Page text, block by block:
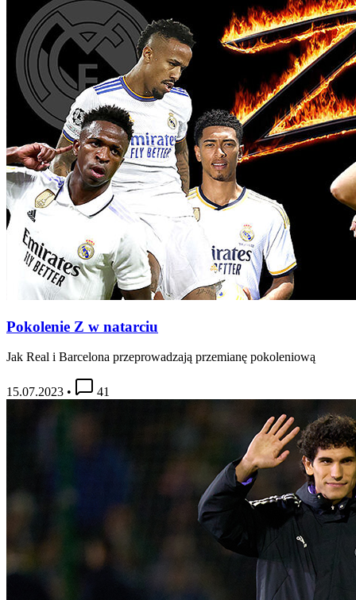
Pokolenie Z w natarciu
Jak Real i Barcelona przeprowadzają przemianę pokoleniową
15.07.2023 • 41